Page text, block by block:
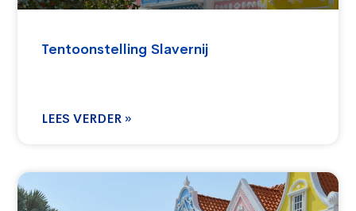
Tentoonstelling Slavernij
LEES VERDER »